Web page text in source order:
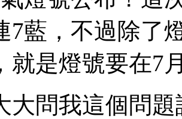
7藍，不過除了
就是燈號要在7
大問我這個問